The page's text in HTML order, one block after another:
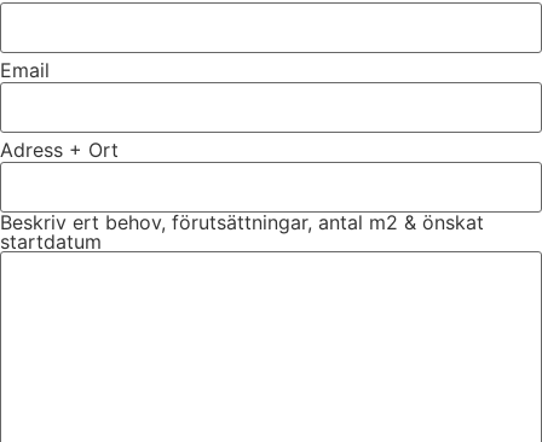
Email
Adress + Ort
Beskriv ert behov, förutsättningar, antal m2 & önskat
startdatum